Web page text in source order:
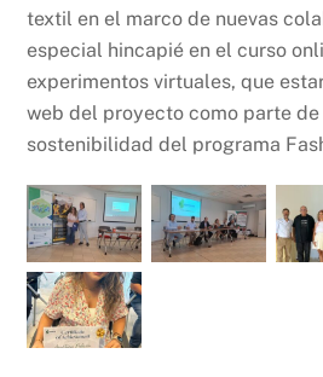
textil en el marco de nuevas
especial hincapié en el curso
experimentos virtuales, que
web del proyecto como parte
sostenibilidad del programa